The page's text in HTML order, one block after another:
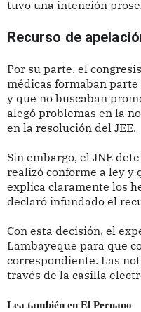
tuvo una intención
Recurso de
Por su parte, el
médicas formaban
y que no buscaban
alegó problemas en la
en la resolución del JEE.
Sin embargo, el JNE
realizó conforme a ley y
explica claramente los
declaró infundado el
Con esta decisión, el
Lambayeque para que
correspondiente. Las
través de la casilla
Lea también en El Peruano